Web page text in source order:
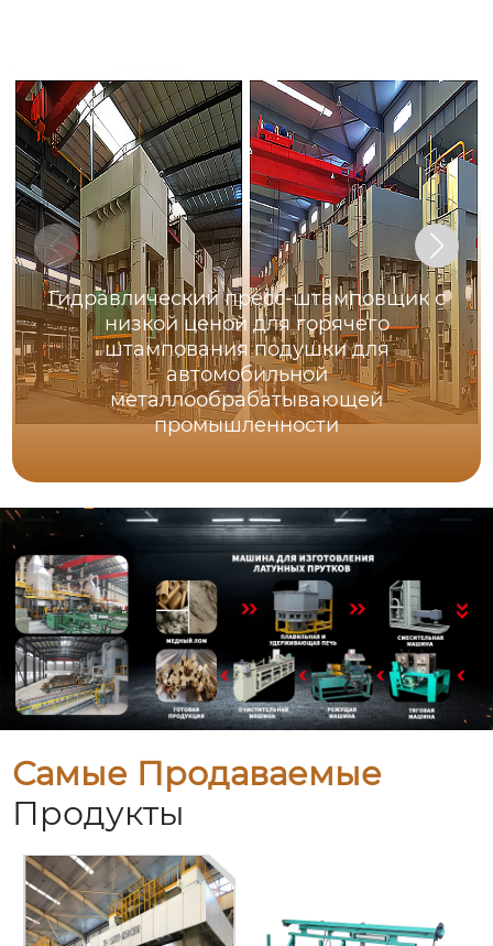
Гидравлический пресс-штамповщик с
низкой ценой для горячего
штампования подушки для
автомобильной
металлообрабатывающей
промышленности
Самые Продаваемые
Продукты